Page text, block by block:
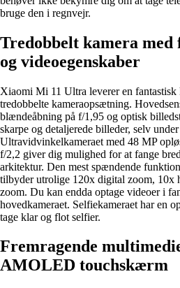
bruge den i regnvejr.
Tredobbelt kamera med
og videoegenskaber
Xiaomi Mi 11 Ultra leverer en fantastisk
tredobbelte kameraopsætning.
blændeåbning på f/1,95 og optisk
skarpe og detaljerede billeder, selv
Ultravidvinkelkameraet med 48 MP
f/2,2 giver dig mulighed for at fange
arkitektur. Den mest spændende
tilbyder utrolige 120x digital zoom, 10x
zoom. Du kan endda optage videoer i
hovedkameraet. Selfiekameraet har en
tage klar og flot selfier.
Fremragende
AMOLED touchskærm